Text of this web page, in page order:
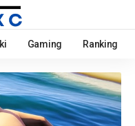
Gaming Ranking